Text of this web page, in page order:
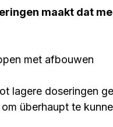
maakt dat
met afbouwen
lagere doseringen
überhaupt te